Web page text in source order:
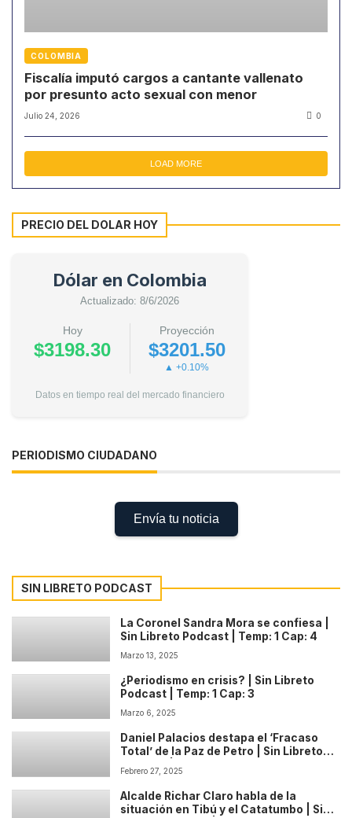
COLOMBIA
Fiscalía imputó cargos a cantante vallenato
por presunto acto sexual con menor
Julio 24, 2026 0
LOAD MORE
PRECIO DEL DOLAR HOY
Dólar en Colombia
Actualizado: 8/6/2026
Hoy
$3198.30
Proyección
$3201.50
▲ +0.10%
Datos en tiempo real del mercado financiero
PERIODISMO CIUDADANO
Envía tu noticia
SIN LIBRETO PODCAST
La Coronel Sandra Mora se confiesa |
Sin Libreto Podcast | Temp: 1 Cap: 4
Marzo 13, 2025
¿Periodismo en crisis? | Sin Libreto
Podcast | Temp: 1 Cap: 3
Marzo 6, 2025
Daniel Palacios destapa el ‘Fracaso
Total’ de la Paz de Petro | Sin Libreto
Podcast | Temp: 1 Cap: 2
Febrero 27, 2025
Alcalde Richar Claro habla de la
situación en Tibú y el Catatumbo | Sin